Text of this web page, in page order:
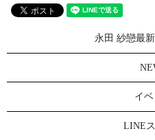
永田 紗戀最
イベ
LINE